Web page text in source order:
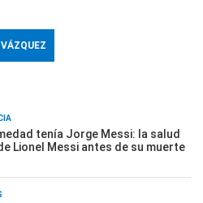
tenía Jorge Messi: la salud
Lionel Messi antes de su muerte